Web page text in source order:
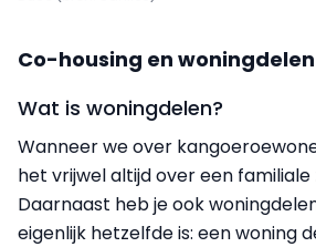
Co-housing en woningdelen
Wat is woningdelen?
Wanneer we over
het vrijwel altijd over een
Daarnaast heb je ook
eigenlijk hetzelfde is: een woning